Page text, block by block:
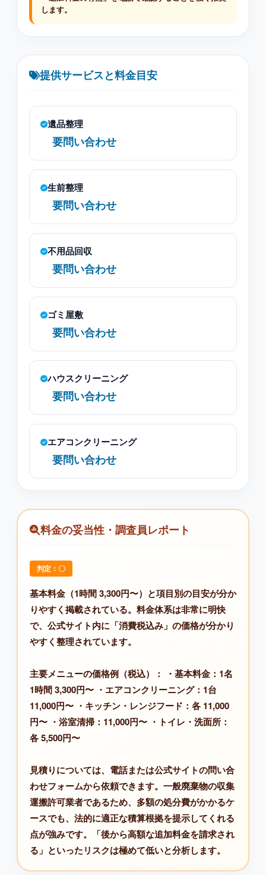
します。
提供サービスと料金目安
遺品整理
要問い合わせ
生前整理
要問い合わせ
不用品回収
要問い合わせ
ゴミ屋敷
要問い合わせ
ハウスクリーニング
要問い合わせ
エアコンクリーニング
要問い合わせ
料金の妥当性・調査員レポート
判定：〇
基本料金（1時間 3,300円〜）と項目別の目安が分か
りやすく掲載されている。料金体系は非常に明快
で、公式サイト内に「消費税込み」の価格が分かり
やすく整理されています。
主要メニューの価格例（税込）： ・基本料金：1名
1時間 3,300円〜 ・エアコンクリーニング：1台
11,000円〜 ・キッチン・レンジフード：各 11,000
円〜 ・浴室清掃：11,000円〜 ・トイレ・洗面所：
各 5,500円〜
見積りについては、電話または公式サイトの問い合
わせフォームから依頼できます。一般廃棄物の収集
運搬許可業者であるため、多額の処分費がかかるケ
ースでも、法的に適正な積算根拠を提示してくれる
点が強みです。「後から高額な追加料金を請求され
る」といったリスクは極めて低いと分析します。